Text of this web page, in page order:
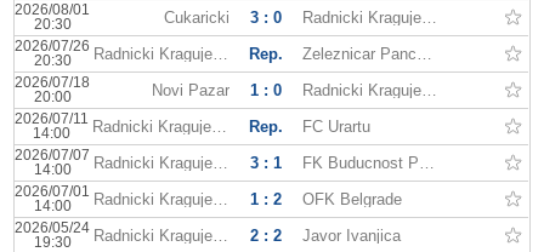
2026/08/01
20:30
Cukaricki 3 : 0 Radnicki Kragujevac
2026/07/26
20:30
Radnicki Kragujevac Rep. Zeleznicar Pancevo
2026/07/18
20:00
Novi Pazar 1 : 0 Radnicki Kragujevac
2026/07/11
14:00
Radnicki Kragujevac Rep. FC Urartu
2026/07/07
14:00
Radnicki Kragujevac 3 : 1 FK Buducnost Podgorica
2026/07/01
14:00
Radnicki Kragujevac 1 : 2 OFK Belgrade
2026/05/24
19:30
Radnicki Kragujevac 2 : 2 Javor Ivanjica